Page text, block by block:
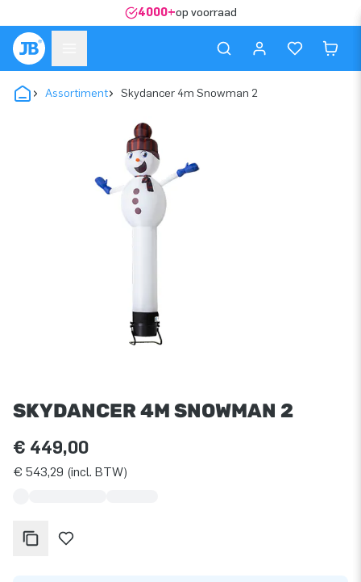
4000+op voorraad
Assortiment Skydancer 4m Snowman 2
SKYDANCER 4M SNOWMAN 2
€ 449,00
€ 543,29 (incl. BTW)